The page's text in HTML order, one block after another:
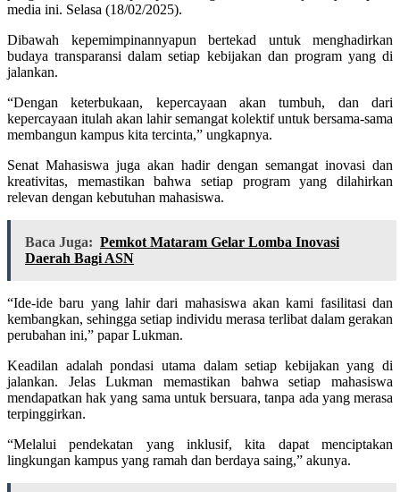
media ini. Selasa (18/02/2025).
Dibawah kepemimpinannyapun bertekad untuk menghadirkan
budaya transparansi dalam setiap kebijakan dan program yang di
jalankan.
“Dengan keterbukaan, kepercayaan akan tumbuh, dan dari
kepercayaan itulah akan lahir semangat kolektif untuk bersama-sama
membangun kampus kita tercinta,” ungkapnya.
Senat Mahasiswa juga akan hadir dengan semangat inovasi dan
kreativitas, memastikan bahwa setiap program yang dilahirkan
relevan dengan kebutuhan mahasiswa.
Baca Juga: Pemkot Mataram Gelar Lomba Inovasi
Daerah Bagi ASN
“Ide-ide baru yang lahir dari mahasiswa akan kami fasilitasi dan
kembangkan, sehingga setiap individu merasa terlibat dalam gerakan
perubahan ini,” papar Lukman.
Keadilan adalah pondasi utama dalam setiap kebijakan yang di
jalankan. Jelas Lukman memastikan bahwa setiap mahasiswa
mendapatkan hak yang sama untuk bersuara, tanpa ada yang merasa
terpinggirkan.
“Melalui pendekatan yang inklusif, kita dapat menciptakan
lingkungan kampus yang ramah dan berdaya saing,” akunya.